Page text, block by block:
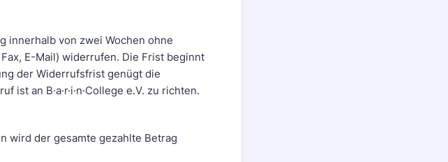
innerhalb von zwei Wochen ohne
E-Mail) widerrufen. Die Frist beginnt
der Widerrufsfrist genügt die
an B·a·r·i·n·College e.V. zu richten.
wird der gesamte gezahlte Betrag